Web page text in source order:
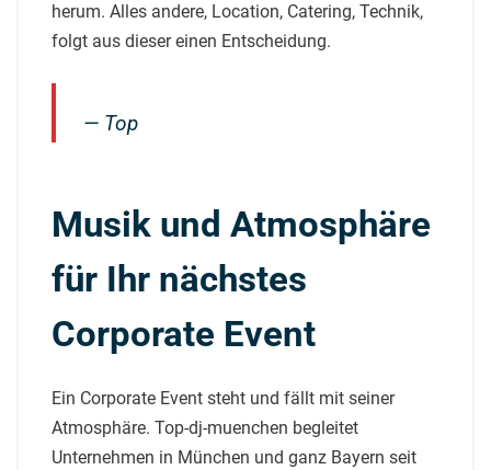
herum. Alles andere, Location, Catering, Technik,
folgt aus dieser einen Entscheidung.
— Top
Musik und Atmosphäre
für Ihr nächstes
Corporate Event
Ein Corporate Event steht und fällt mit seiner
Atmosphäre. Top-dj-muenchen begleitet
Unternehmen in München und ganz Bayern seit